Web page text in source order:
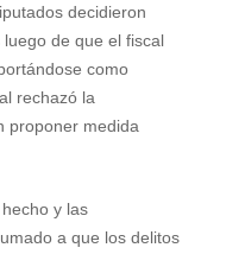
decidieron
de que el fiscal
como
rechazó la
proponer medida
y las
a que los delitos